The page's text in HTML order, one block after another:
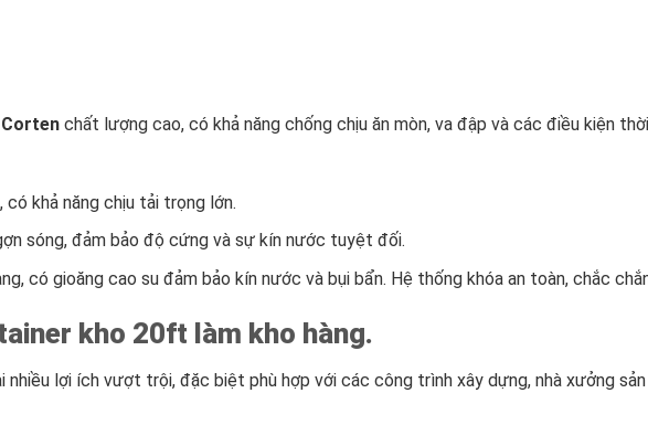
chất lượng cao, có khả năng chống chịu ăn mòn, va đập và các điều kiện
khả năng chịu tải trọng lớn.
sóng, đảm bảo độ cứng và sự kín nước tuyệt đối.
có gioăng cao su đảm bảo kín nước và bụi bẩn. Hệ thống khóa an toàn, chắc
kho 20ft làm kho hàng.
nhiều lợi ích vượt trội, đặc biệt phù hợp với các công trình xây dựng, nhà xưởng